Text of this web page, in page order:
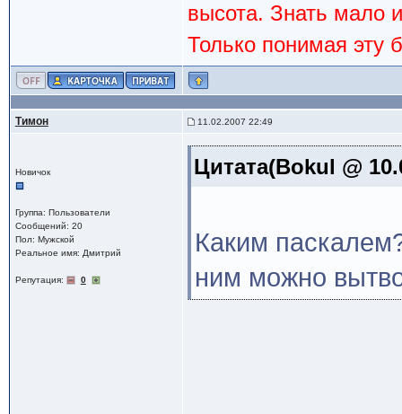
высота. Знать мало
Только понимая эту
Тимон 11.02.2007 22:49
Новичок
Группа: Пользователи
Сообщений: 20
Пол: Мужской
Реальное имя: Дмитрий
Репутация: 0
Цитата(Bokul @
Каким
ним можно